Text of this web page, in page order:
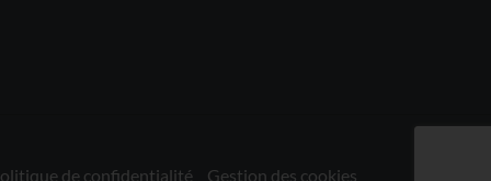
de confidentialité Gestion des cookies